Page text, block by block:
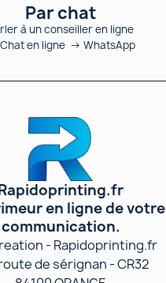
Par chat
à un conseiller en ligne
en ligne → WhatsApp
en ligne de votre
communication.
- Rapidoprinting.fr
de sérignan - CR32